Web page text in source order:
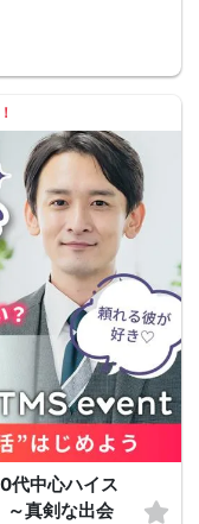
代中心ハイス
真剣な出会